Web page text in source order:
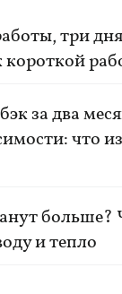
три
за два
что
и тепло